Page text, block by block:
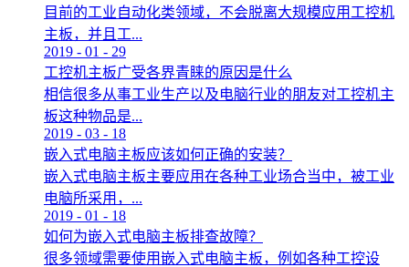
目前的工业自动化类领域，不会脱离大规模应用工控机
主板，并且工...
2019 - 01 - 29
工控机主板广受各界青睐的原因是什么
相信很多从事工业生产以及电脑行业的朋友对工控机主
板这种物品是...
2019 - 03 - 18
嵌入式电脑主板应该如何正确的安装？
嵌入式电脑主板主要应用在各种工业场合当中，被工业
电脑所采用，...
2019 - 01 - 18
如何为嵌入式电脑主板排查故障？
很多领域需要使用嵌入式电脑主板，例如各种工控设